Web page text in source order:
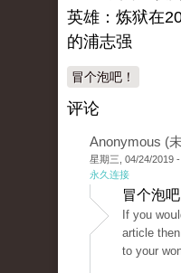
英雄：炼狱在
的浦志强
冒个泡吧！
评论
Anonymous (
星期三, 04/24/2019
永久连接
冒个泡
If you
article
to your